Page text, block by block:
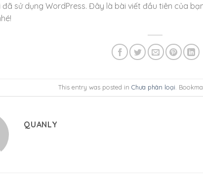
đã sử dụng WordPress. Đây là bài viết đầu tiên của
This entry was posted in Chưa phân loại .
QUANLY